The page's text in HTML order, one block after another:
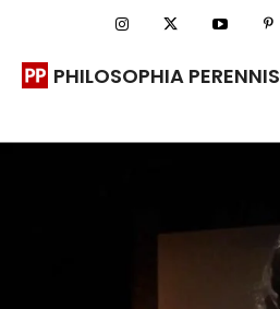
PHILOSOPHIA PERENNIS